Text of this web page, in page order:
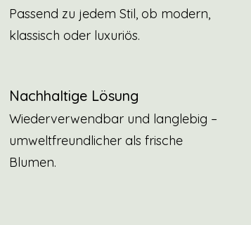
Passend zu jedem Stil, ob modern,
klassisch oder luxuriös.
Nachhaltige Lösung
Wiederverwendbar und langlebig –
umweltfreundlicher als frische
Blumen.